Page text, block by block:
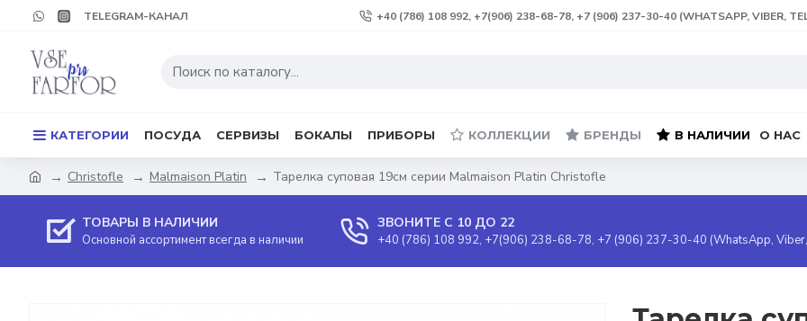
TELEGRAM-КАНАЛ +40 (786) 108 992, +7(906) 238-68-78, +7 (906) 237-30-40 (WHATSAPP, VIBER,
КАТЕГОРИИ ПОСУДА СЕРВИЗЫ БОКАЛЫ ПРИБОРЫ КОЛЛЕКЦИИ БРЕНДЫ В НАЛИЧИИ О НАС
Christofle Malmaison Platin Тарелка суповая 19см серии Malmaison Platin Christofle
ТОВАРЫ В НАЛИЧИИ
Основной ассортимент всегда в наличии
ЗВОНИТЕ С 10 ДО 22
+40 (786) 108 992, +7(906) 238-68-78, +7 (906) 237-30-40 (WhatsApp,